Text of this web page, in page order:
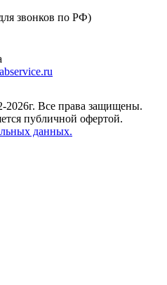
звонков по РФ)
Все права защищены.
публичной офертой.
данных.